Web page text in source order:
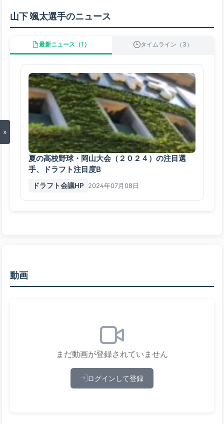
»
山下 颯太選手のニュース
最新ニュース（1） タイムライン（3）
夏の高校野球・岡山大会（２０２４）の注目選
手、ドラフト注目度B
ドラフト会議HP 2024年07月08日
動画
まだ動画が登録されていません
ログインして登録